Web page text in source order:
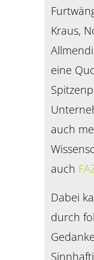
Kraus,
eine
auch
auch
Dabei
durch